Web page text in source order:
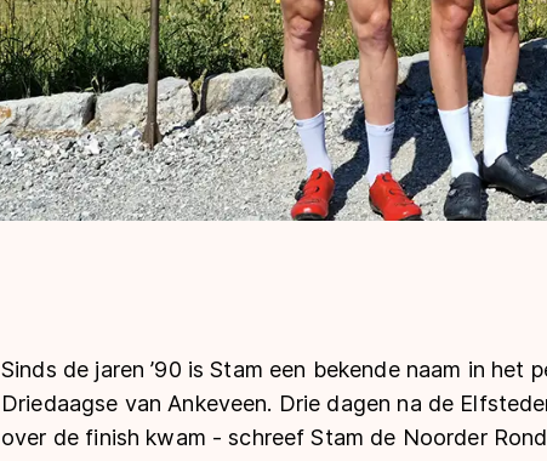
Sinds de jaren ’90 is Stam een bekende naam in het
Driedaagse van Ankeveen. Drie dagen na de
over de finish kwam - schreef Stam de Noorder